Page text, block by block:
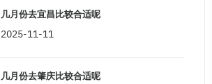
几月份去宜昌比较合适呢
2025-11-11
几月份去肇庆比较合适呢